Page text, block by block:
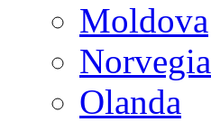
Moldova
Norvegia
Olanda